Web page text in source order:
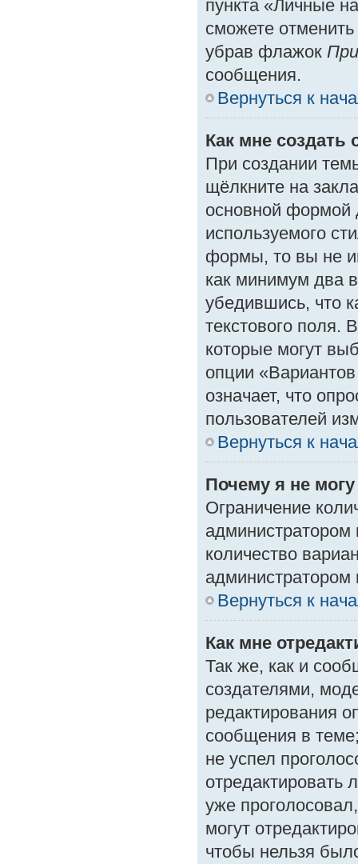
пункта «Личные
сможете
убрав флажок
сообщения.
Вернуться к
Как мне создать
При создании
щёлкните на
основной формой
используемого
формы, то вы не
как минимум два
убедившись, что
текстового поля.
которые могут
опции
означает, что
пользователей
Вернуться к
Почему я не
Ограничение
количество
Вернуться к
Как мне
Так же, как и
создателями,
редактирования
сообщения в
не успел
отредактировать
уже
могут
чтобы нельзя